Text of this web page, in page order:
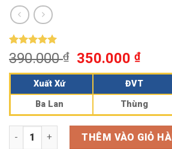
5.00trên 5
dựa trên
56
đánh giá
390.000₫ 350.000₫
Xuất Xứ ĐVT
Ba Lan
Thùng
Sữa tươi tiệt trùng Mlekovita Fat 3,5%
THÊM VÀO GIỎ